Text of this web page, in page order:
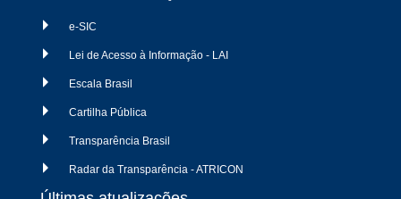
e-SIC
Lei de Acesso à Informação - LAI
Escala Brasil
Cartilha Pública
Transparência Brasil
Radar da Transparência - ATRICON